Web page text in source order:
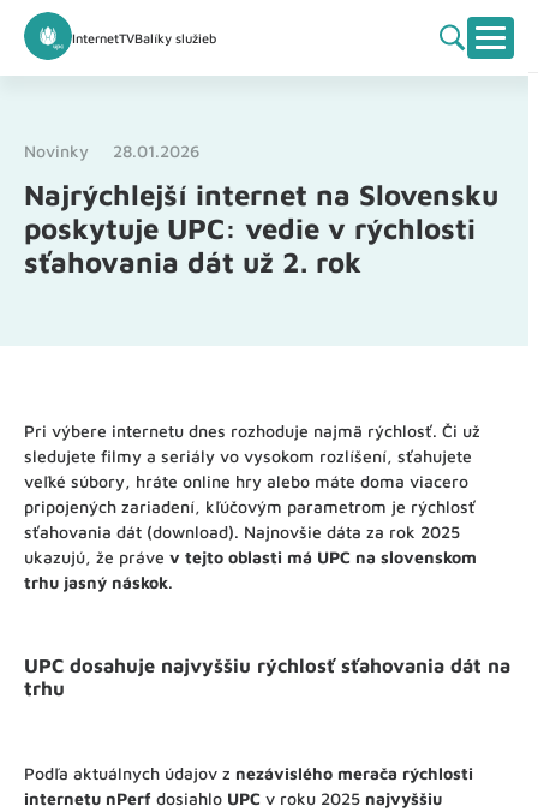
InternetTVBalíky služieb
Novinky 28.01.2026
Najrýchlejší internet na Slovensku
poskytuje UPC: vedie v rýchlosti
sťahovania dát už 2. rok
Pri výbere internetu dnes rozhoduje najmä rýchlosť. Či už
sledujete filmy a seriály vo vysokom rozlíšení, sťahujete
veľké súbory, hráte online hry alebo máte doma viacero
pripojených zariadení, kľúčovým parametrom je rýchlosť
sťahovania dát (download). Najnovšie dáta za rok 2025
ukazujú, že práve v tejto oblasti má UPC na slovenskom
trhu jasný náskok.
UPC dosahuje najvyššiu rýchlosť sťahovania dát na
trhu
Podľa aktuálnych údajov z nezávislého merača rýchlosti
internetu nPerf dosiahlo UPC v roku 2025 najvyššiu